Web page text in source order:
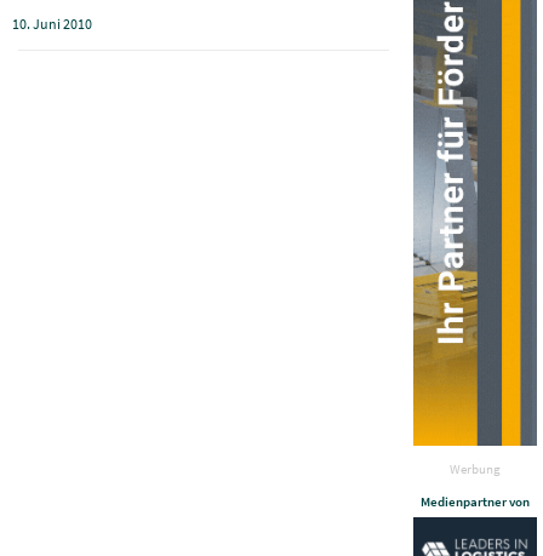
Werbung
Medienpartner von
10. Juni 2010